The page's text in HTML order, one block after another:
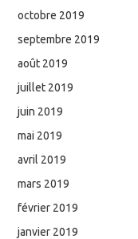
octobre 2019
septembre 2019
août 2019
juillet 2019
juin 2019
mai 2019
avril 2019
mars 2019
février 2019
janvier 2019